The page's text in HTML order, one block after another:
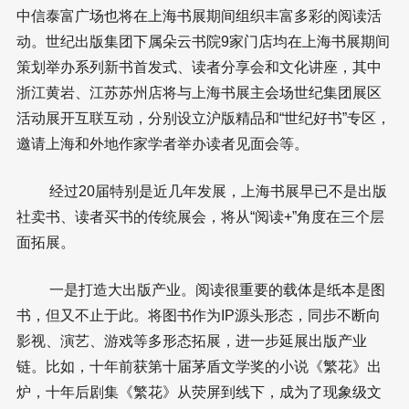
中信泰富广场也将在上海书展期间组织丰富多彩的阅读活
动。世纪出版集团下属朵云书院9家门店均在上海书展期间
策划举办系列新书首发式、读者分享会和文化讲座，其中
浙江黄岩、江苏苏州店将与上海书展主会场世纪集团展区
活动展开互联互动，分别设立沪版精品和“世纪好书”专区，
邀请上海和外地作家学者举办读者见面会等。
经过20届特别是近几年发展，上海书展早已不是出版
社卖书、读者买书的传统展会，将从“阅读+”角度在三个层
面拓展。
一是打造大出版产业。阅读很重要的载体是纸本是图
书，但又不止于此。将图书作为IP源头形态，同步不断向
影视、演艺、游戏等多形态拓展，进一步延展出版产业
链。比如，十年前获第十届茅盾文学奖的小说《繁花》出
炉，十年后剧集《繁花》从荧屏到线下，成为了现象级文